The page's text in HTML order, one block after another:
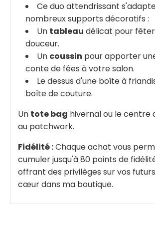
Ce duo attendrissant
nombreux supports décoratifs :
Un tableau délicat pour
douceur.
Un coussin pour apporter
conte de fées à votre salon.
Le dessus d'une boîte à
boîte de couture.
Un tote bag hivernal ou le centre
au patchwork.
Fidélité :Chaque achat vous
cumuler jusqu'à 80 points de
offrant des privilèges sur vos
cœur dans ma boutique.